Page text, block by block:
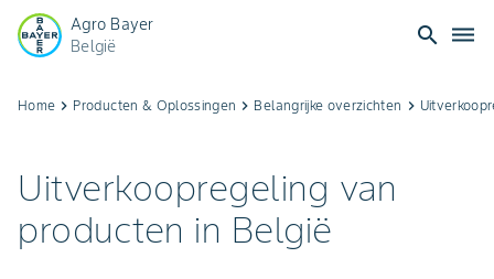
Agro Bayer
België
search dehaze
Uitverkoopregeling
Bayer
Home keyboard_arrow_right Producten & Oplossingen​ keyboard_arrow_right Belangrijke overzichten​ keyboard_arrow_right
Uitverkoopregeling van
producten in België